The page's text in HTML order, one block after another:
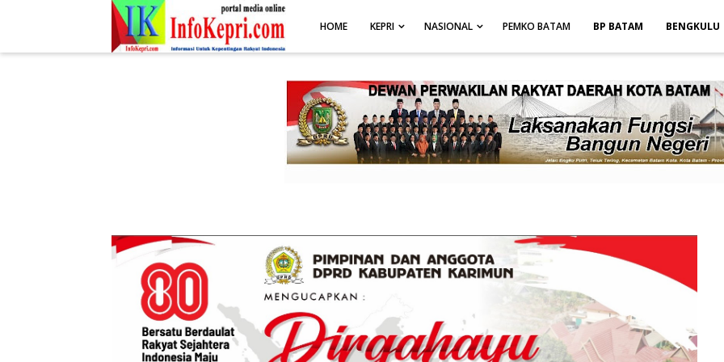
.post-body img { display: block; margin: 0 auto; max-width: 100%; height: auto; }
HOME KEPRI NASIONAL PEMKO BATAM BP BATAM BENGKULU